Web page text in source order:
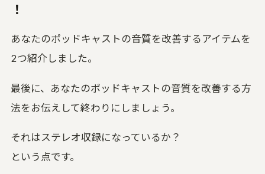
！
あなたのポッドキャストの音質を改善するアイテムを
2つ紹介しました。
最後に、あなたのポッドキャストの音質を改善する方
法をお伝えして終わりにしましょう。
それはステレオ収録になっているか？
という点です。